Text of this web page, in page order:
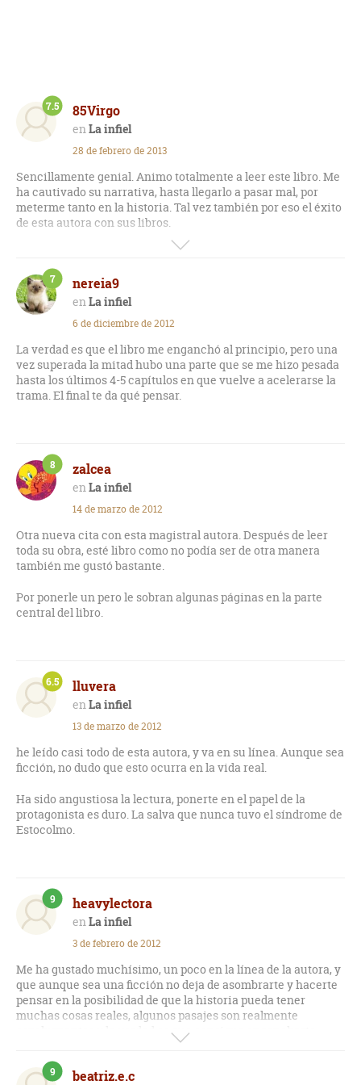
85Virgo
La infiel
7.5
28 de febrero de 2013
Sencillamente genial. Animo totalmente a leer este libro. Me
ha cautivado su narrativa, hasta llegarlo a pasar mal, por
meterme tanto en la historia. Tal vez también por eso el éxito
de esta autora con sus libros.
Incluso he llegado a dudar si no dejarlo a medias pero al final
vale la pena acabarlo sobre todo por el final tan impactante.
Final que es el resultado de la palabra AMOR Y VENGANZA, y
totalmente insospechado. Recomiendo una vez leído el libro
completar la historia con entrevistas que hay por internet de
la autora. Hace comentarios muy buenos que todavía te
hacen reflexionar más.
nereia9
La infiel
7
6 de diciembre de 2012
La verdad es que el libro me enganchó al principio, pero una
vez superada la mitad hubo una parte que se me hizo pesada
hasta los últimos 4-5 capítulos en que vuelve a acelerarse la
trama. El final te da qué pensar.
zalcea
La infiel
8
14 de marzo de 2012
Otra nueva cita con esta magistral autora. Después de leer
toda su obra, esté libro como no podía ser de otra manera
también me gustó bastante.
Por ponerle un pero le sobran algunas páginas en la parte
central del libro.
lluvera
La infiel
6.5
13 de marzo de 2012
he leído casi todo de esta autora, y va en su línea. Aunque sea
ficción, no dudo que esto ocurra en la vida real.
Ha sido angustiosa la lectura, ponerte en el papel de la
protagonista es duro. La salva que nunca tuvo el síndrome de
Estocolmo.
heavylectora
La infiel
9
3 de febrero de 2012
Me ha gustado muchísimo, un poco en la línea de la autora, y
que aunque sea una ficción no deja de asombrarte y hacerte
pensar en la posibilidad de que la historia pueda tener
muchas cosas reales, algunos pasajes son realmente
espeluznantes y la verdad es que consigue engancharte
desde la primera página y meterte en la piel de su
protagonista; muy buena, la recomendaría sin ninguna duda.
beatriz.e.c
9